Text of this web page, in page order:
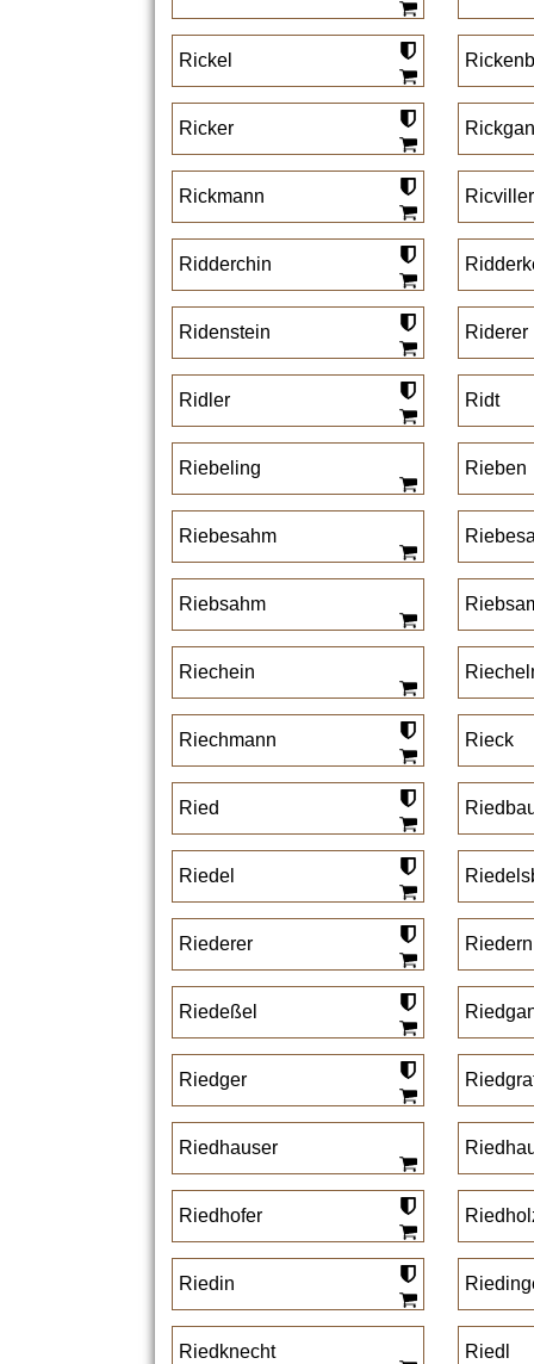
Rickel
Ricker
Rickmann
Ridderchin
Ridenstein Riderer
Ridler Ridt
Riebeling Rieben
Riebesahm
Riebsahm
Riechein
Riechmann Rieck
Ried
Riedel
Riederer Riedern
Riedeßel
Riedger
Riedhauser
Riedhofer
Riedin
Riedknecht Riedl